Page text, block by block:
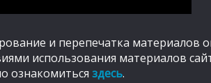
и перепечатка материалов
использования материалов
ознакомиться здесь.